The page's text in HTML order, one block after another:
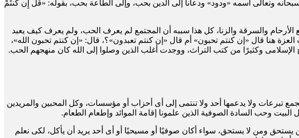
وتعالى اسمه «ودود» ودعانا إلى الدين بحب، وإلى الطاعة بحب، بقوله: «قُلْ إِن كُنتُمْ
الأرحام والسرقة والزنا، كل هذا سببه أن المجتمع لم يعرف الحب، ولم يعرف كيف يعبد
هنا قال «إن كنتم تحبون» أم قال «إن كنتم تعبدون»؟، قال: «إن كنتم تحبون الله»،
الإسلامى وكثيرًا من كتب التراث، ووجدت أغلب الذين وصلوا إلى الله كان منهجهم الحب.
ولا يدعمها أحد ولا تنتمى إلى أى أحزاب أو مؤسسات، وكل المحبين والمريدين
وحب السادة الصوفية الذين علمونا إقامة الموائد وإطعام الطعام.
يستحق ومن لا يستحق، سواء أكان صوفيًا أو مسيحيًا أو أى أحد يريد أن يأكل، لكى نعلم